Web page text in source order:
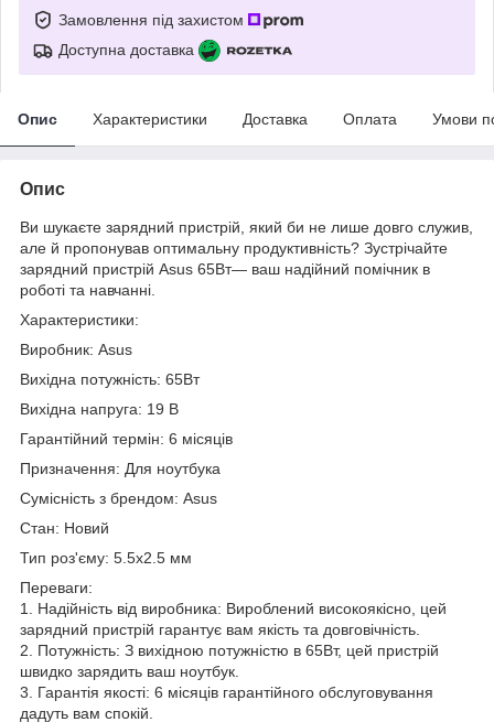
Замовлення під захистом
Доступна доставка
Опис Характеристики Доставка Оплата Умови
Опис
Ви шукаєте зарядний пристрій, який би не лише довго служив,
але й пропонував оптимальну продуктивність? Зустрічайте
зарядний пристрій Asus 65Вт— ваш надійний помічник в
роботі та навчанні.
Характеристики:
Виробник: Asus
Вихідна потужність: 65Вт
Вихідна напруга: 19 В
Гарантійний термін: 6 місяців
Призначення: Для ноутбука
Сумісність з брендом: Asus
Стан: Новий
Тип роз'єму: 5.5x2.5 мм
Переваги:
1. Надійність від виробника: Вироблений високоякісно, цей
зарядний пристрій гарантує вам якість та довговічність.
2. Потужність: З вихідною потужністю в 65Вт, цей пристрій
швидко зарядить ваш ноутбук.
3. Гарантія якості: 6 місяців гарантійного обслуговування
дадуть вам спокій.